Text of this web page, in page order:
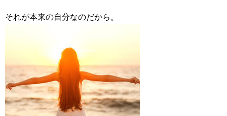
それが本来の自分なのだから。